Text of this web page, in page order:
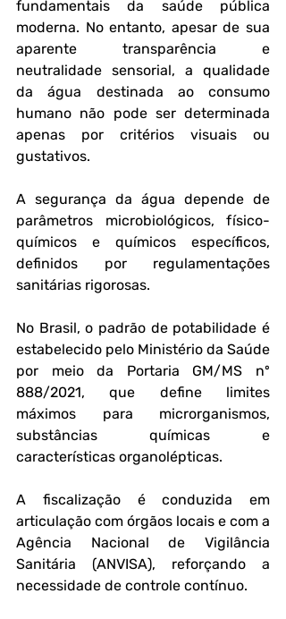
fundamentais da saúde pública
moderna. No entanto, apesar de sua
aparente transparência e
neutralidade sensorial, a qualidade
da água destinada ao consumo
humano não pode ser determinada
apenas por critérios visuais ou
gustativos.
A segurança da água depende de
parâmetros microbiológicos, físico-
químicos e químicos específicos,
definidos por regulamentações
sanitárias rigorosas.
No Brasil, o padrão de potabilidade é
estabelecido pelo Ministério da Saúde
por meio da Portaria GM/MS nº
888/2021, que define limites
máximos para microrganismos,
substâncias químicas e
características organolépticas.
A fiscalização é conduzida em
articulação com órgãos locais e com a
Agência Nacional de Vigilância
Sanitária (ANVISA), reforçando a
necessidade de controle contínuo.